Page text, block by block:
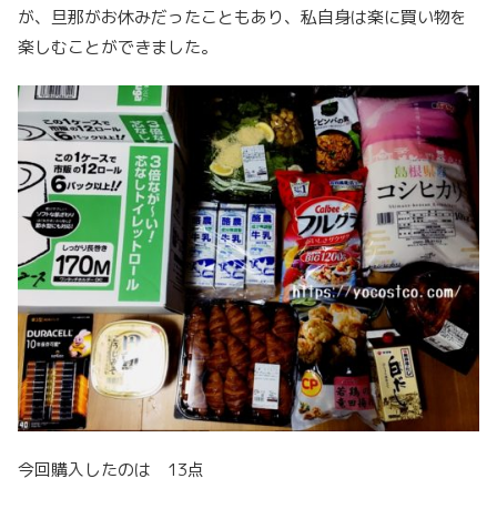
が、旦那がお休みだったこともあり、私自身は楽に買い物を
楽しむことができました。
今回購入したのは 13点